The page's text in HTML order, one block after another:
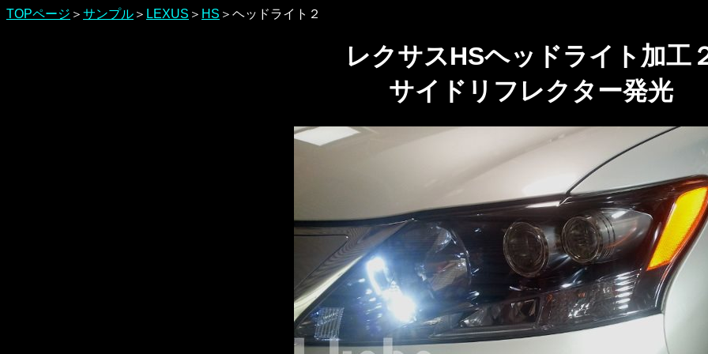
TOPページ ＞ サンプル ＞ LEXUS ＞ HS ＞ヘッドライト２
レクサスHSヘッドライト加工
サイドリフレクター発光